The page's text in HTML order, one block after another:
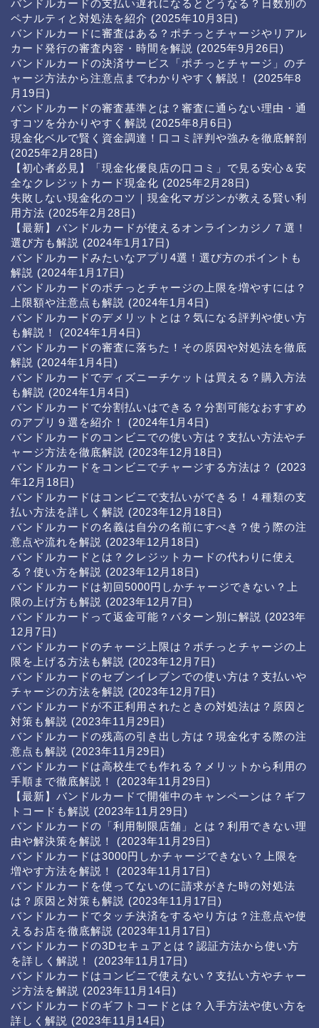
バンドルカードの支払い遅れになるとどうなる？日数別の
ペナルティと対処法を紹介 (2025年10月3日)
バンドルカードに審査はある？ポチっとチャージやリアル
カード発行の審査内容・時間を解説 (2025年9月26日)
バンドルカードの決済サービス「ポチっとチャージ」のチ
ャージ方法から注意点までわかりやすく解説！
(2025年8
月19日)
バンドルカードの審査基準とは？審査に通らない理由・通
すコツを分かりやすく解説 (2025年8月6日)
現金化ベルで賢く資金調達！口コミ評判や強みを徹底解剖
(2025年2月28日)
【初心者必見】「現金化優良店の口コミ」で見る安心＆安
全なクレジットカード現金化 (2025年2月28日)
失敗しない現金化のコツ｜現金化マガジンが教える賢い利
用方法 (2025年2月28日)
【最新】バンドルカードが使えるオンラインカジノ７選！
選び方も解説 (2024年1月17日)
バンドルカードみたいなアプリ4選！選び方のポイントも
解説 (2024年1月17日)
バンドルカードのポチっとチャージの上限を増やすには？
上限額や注意点も解説 (2024年1月4日)
バンドルカードのデメリットとは？気になる評判や使い方
も解説！
(2024年1月4日)
バンドルカードの審査に落ちた！その原因や対処法を徹底
解説 (2024年1月4日)
バンドルカードでディズニーチケットは買える？購入方法
も解説 (2024年1月4日)
バンドルカードで分割払いはできる？分割可能なおすすめ
のアプリ９選を紹介！
(2024年1月4日)
バンドルカードのコンビニでの使い方は？支払い方法やチ
ャージ方法を徹底解説 (2023年12月18日)
バンドルカードをコンビニでチャージする方法は？
(2023
年12月18日)
バンドルカードはコンビニで支払いができる！４種類の支
払い方法を詳しく解説 (2023年12月18日)
バンドルカードの名義は自分の名前にすべき？使う際の注
意点や流れを解説 (2023年12月18日)
バンドルカードとは？クレジットカードの代わりに使え
る？使い方を解説 (2023年12月18日)
バンドルカードは初回5000円しかチャージできない？上
限の上げ方も解説 (2023年12月7日)
バンドルカードって返金可能？パターン別に解説 (2023年
12月7日)
バンドルカードのチャージ上限は？ポチっとチャージの上
限を上げる方法も解説 (2023年12月7日)
バンドルカードのセブンイレブンでの使い方は？支払いや
チャージの方法を解説 (2023年12月7日)
バンドルカードが不正利用されたときの対処法は？原因と
対策も解説 (2023年11月29日)
バンドルカードの残高の引き出し方は？現金化する際の注
意点も解説 (2023年11月29日)
バンドルカードは高校生でも作れる？メリットから利用の
手順まで徹底解説！
(2023年11月29日)
【最新】バンドルカードで開催中のキャンペーンは？ギフ
トコードも解説 (2023年11月29日)
バンドルカードの「利用制限店舗」とは？利用できない理
由や解決策を解説！
(2023年11月29日)
バンドルカードは3000円しかチャージできない？上限を
増やす方法を解説！
(2023年11月17日)
バンドルカードを使ってないのに請求がきた時の対処法
は？原因と対策も解説 (2023年11月17日)
バンドルカードでタッチ決済をするやり方は？注意点や使
えるお店を徹底解説 (2023年11月17日)
バンドルカードの3Dセキュアとは？認証方法から使い方
を詳しく解説！
(2023年11月17日)
バンドルカードはコンビニで使えない？支払い方やチャー
ジ方法を解説 (2023年11月14日)
バンドルカードのギフトコードとは？入手方法や使い方を
詳しく解説 (2023年11月14日)